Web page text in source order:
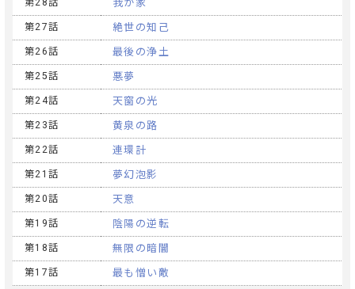
第28話 我が家
第27話 絶世の知己
第26話 最後の浄土
第25話 悪夢
第24話 天窗の光
第23話 黄泉の路
第22話 連環計
第21話 夢幻泡影
第20話 天意
第19話 陰陽の逆転
第18話 無限の暗闇
第17話 最も憎い敵